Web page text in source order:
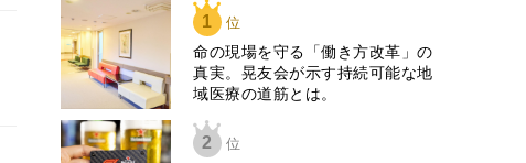
1 位
​命の現場を守る「働き方改革」の
真実。晃友会が示す持続可能な地
域医療の道筋とは。
2 位